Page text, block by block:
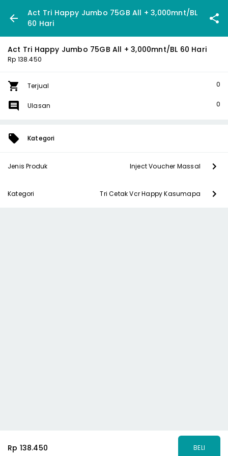
Act Tri Happy Jumbo 75GB All + 3,000mnt/BL
60 Hari
Act Tri Happy Jumbo 75GB All + 3,000mnt/BL 60 Hari
Rp 138.450
Terjual 0
Ulasan 0
Kategori
Jenis Produk Inject Voucher Massal
Kategori Tri Cetak Vcr Happy Kasumapa
Rp 138.450 BELI